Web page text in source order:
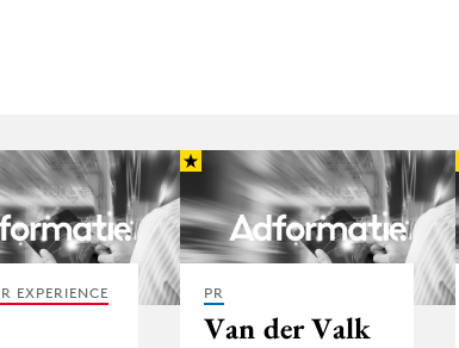
EXPERIENCE PR
Van der Valk